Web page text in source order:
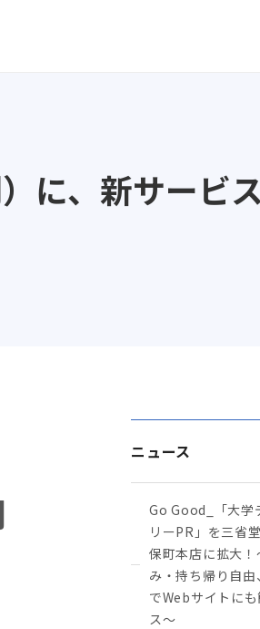
に、新サービ
ニュース
Go Good_「大学
リーPR」を三省
保町本店に拡大！
み・持ち帰り自由
でWebサイトにも
ス～